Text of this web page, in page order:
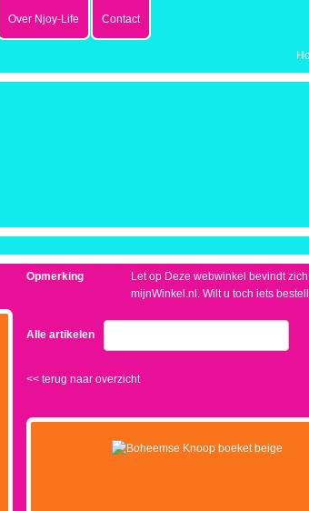
Over Njoy-Life Contact
Opmerking
Let op Deze webwinkel bevindt
mijnWinkel.nl. Wilt u toch iets
Alle artikelen
<< terug naar overzicht